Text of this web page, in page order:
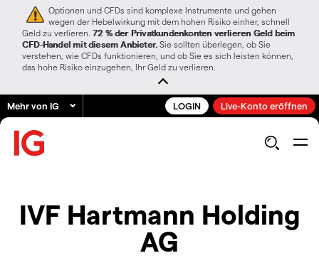
Optionen und CFDs sind komplexe Instrumente und gehen
wegen der Hebelwirkung mit dem hohen Risiko einher, schnell
Geld zu verlieren. 72 % der Privatkundenkonten verlieren Geld beim
CFD-Handel mit diesem Anbieter. Sie sollten überlegen, ob Sie
verstehen, wie CFDs funktionieren, und ob Sie es sich leisten können,
das hohe Risiko einzugehen, Ihr Geld zu verlieren.
Mehr von IG LOGIN Live-Konto eröffnen
IVF Hartmann Holding
AG